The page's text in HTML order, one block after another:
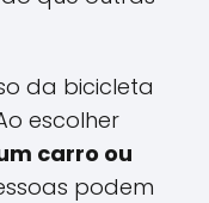
da bicicleta
escolher
carro ou
podem